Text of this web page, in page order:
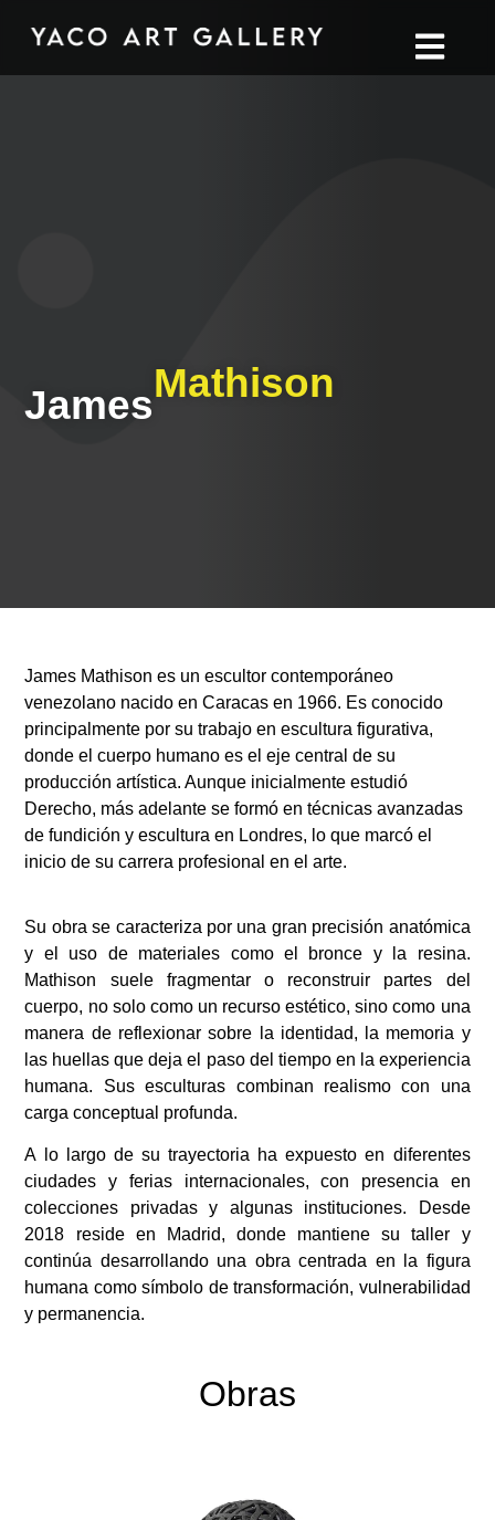
JamesMathison
James Mathison es un escultor contemporáneo
venezolano nacido en Caracas en 1966. Es conocido
principalmente por su trabajo en escultura figurativa,
donde el cuerpo humano es el eje central de su
producción artística. Aunque inicialmente estudió
Derecho, más adelante se formó en técnicas avanzadas
de fundición y escultura en Londres, lo que marcó el
inicio de su carrera profesional en el arte.
Su obra se caracteriza por una gran precisión anatómica
y el uso de materiales como el bronce y la resina.
Mathison suele fragmentar o reconstruir partes del
cuerpo, no solo como un recurso estético, sino como una
manera de reflexionar sobre la identidad, la memoria y
las huellas que deja el paso del tiempo en la experiencia
humana. Sus esculturas combinan realismo con una
carga conceptual profunda.
A lo largo de su trayectoria ha expuesto en diferentes
ciudades y ferias internacionales, con presencia en
colecciones privadas y algunas instituciones. Desde
2018 reside en Madrid, donde mantiene su taller y
continúa desarrollando una obra centrada en la figura
humana como símbolo de transformación, vulnerabilidad
y permanencia.
Obras